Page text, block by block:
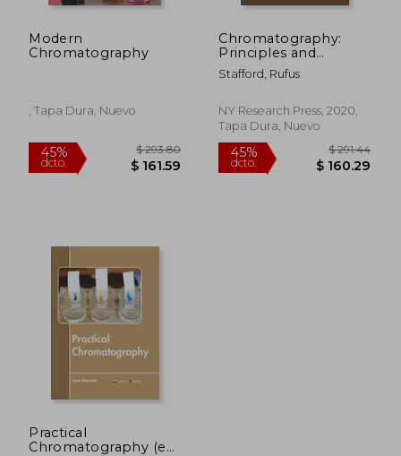
Modern
Chromatography
, Tapa Dura, Nuevo
45%
dcto.
Chromatography:
Principles and
Instrumentations (en
Inglés)
Stafford, Rufus
NY Research Press, 2020,
Tapa Dura, Nuevo
Practical
Chromatography (en